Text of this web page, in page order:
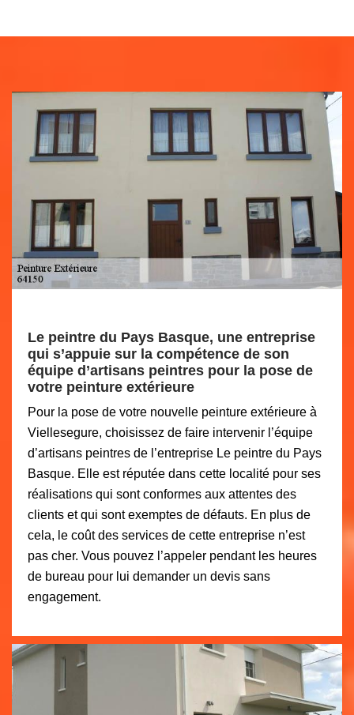
Le peintre du Pays Basque, une entreprise
qui s’appuie sur la compétence de son
équipe d’artisans peintres pour la pose de
votre peinture extérieure
Pour la pose de votre nouvelle peinture extérieure à
Viellesegure, choisissez de faire intervenir l’équipe
d’artisans peintres de l’entreprise Le peintre du Pays
Basque. Elle est réputée dans cette localité pour ses
réalisations qui sont conformes aux attentes des
clients et qui sont exemptes de défauts. En plus de
cela, le coût des services de cette entreprise n’est
pas cher. Vous pouvez l’appeler pendant les heures
de bureau pour lui demander un devis sans
engagement.